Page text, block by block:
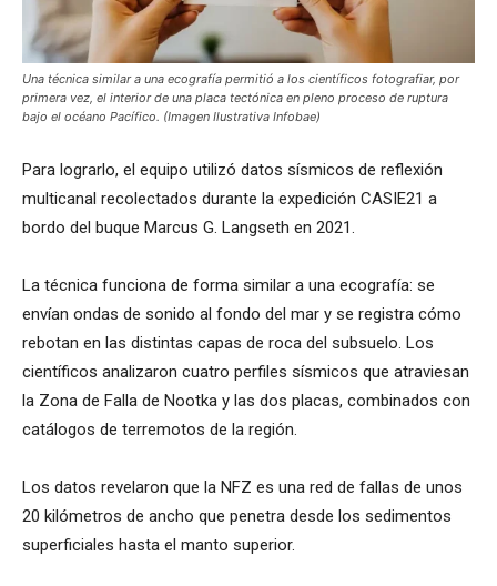
Una técnica similar a una ecografía permitió a los científicos fotografiar, por
primera vez, el interior de una placa tectónica en pleno proceso de ruptura
bajo el océano Pacífico. (Imagen Ilustrativa Infobae)
Para lograrlo, el equipo utilizó datos sísmicos de reflexión
multicanal recolectados durante la expedición CASIE21 a
bordo del buque Marcus G. Langseth en 2021.
La técnica funciona de forma similar a una ecografía: se
envían ondas de sonido al fondo del mar y se registra cómo
rebotan en las distintas capas de roca del subsuelo. Los
científicos analizaron cuatro perfiles sísmicos que atraviesan
la Zona de Falla de Nootka y las dos placas, combinados con
catálogos de terremotos de la región.
Los datos revelaron que la NFZ es una red de fallas de unos
20 kilómetros de ancho que penetra desde los sedimentos
superficiales hasta el manto superior.